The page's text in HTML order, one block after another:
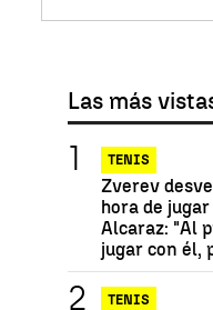
Las más
TENIS
Zverev
hora de
Alcaraz: "Al
jugar con él,
TENIS